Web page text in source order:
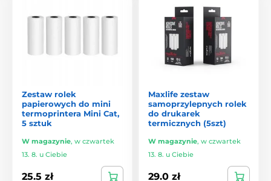
Zestaw rolek
papierowych do mini
termoprintera Mini Cat,
5 sztuk
W magazynie, w czwartek
13. 8. u Ciebie
25.5 zł
Maxlife zestaw
samoprzylepnych rolek
do drukarek
termicznych (5szt)
W magazynie, w czwartek
13. 8. u Ciebie
29.0 zł